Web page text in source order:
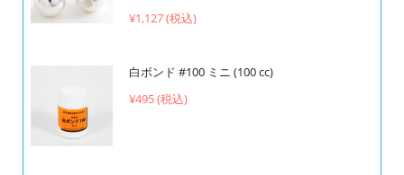
¥1,127 (税込)
白ボンド #100 ミニ (100 cc)
¥495 (税込)